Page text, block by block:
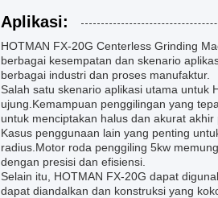
Aplikasi:
HOTMAN FX-20G Centerless Grinding
berbagai kesempatan dan skenario
berbagai industri dan proses manufaktur.
Salah satu skenario aplikasi utama untuk
ujung.Kemampuan penggilingan yang
untuk menciptakan halus dan akurat akhir
Kasus penggunaan lain yang penting
radius.Motor roda penggiling 5kw
dengan presisi dan efisiensi.
Selain itu, HOTMAN FX-20G dapat
dapat diandalkan dan konstruksi yang